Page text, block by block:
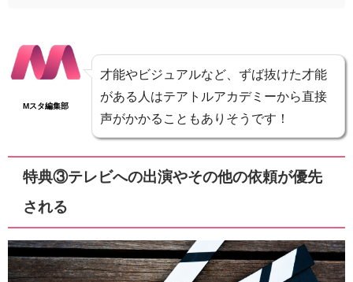
Mスタ編集部
才能やビジュアルなど、ずば抜けた才能
がある人はテアトルアカデミーから直接
声がかかることもありそうです！
特典③テレビへの出演やその他の依頼が優先
される